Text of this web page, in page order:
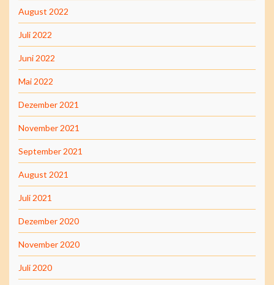
August 2022
Juli 2022
Juni 2022
Mai 2022
Dezember 2021
November 2021
September 2021
August 2021
Juli 2021
Dezember 2020
November 2020
Juli 2020